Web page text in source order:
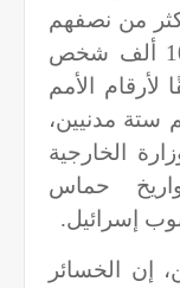
أكثر من نصفهم
من المدنيين، وشردت حوالي 100 ألف شخص
الأمم
بينهم ستة مدنيين،
الخارجية
حماس
إسرائيل.
إن الخسائر